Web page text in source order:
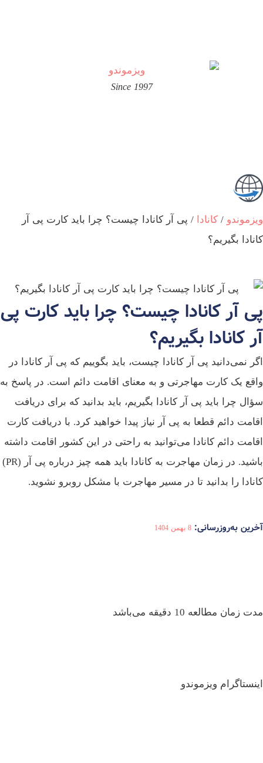
Since 1997
ویزموندو / کانادا / پی آر کانادا چیست؟ چرا باید کارت پی آر
کانادا بگیریم؟
پی آر کانادا چیست؟ چرا باید کارت پی
آر کانادا بگیریم؟
اگر نمی‌دانید پی آر کانادا چیست، باید بگوییم که پی آر کانادا در
واقع یک کارت مهاجرتی و به معنای اقامت دائم است. در پاسخ به
سؤال چرا باید پی آر کانادا بگیریم، باید بدانید که برای دریافت
اقامت دائم قطعا به پی آر نیاز پیدا خواهید کرد. با دریافت کارت
اقامت دائم کانادا می‌توانید به راحتی در این کشور اقامت داشته
باشید. در زمان مهاجرت به کانادا باید همه چیز درباره پی آر (PR)
کانادا را بدانید تا در مسیر مهاجرت با مشکل روبرو نشوید.
آخرین به‌روزرسانی: 8 بهمن 1404
مدت زمان مطالعه 10 دقیقه می‌باشد
اینستاگرام ویزموندو